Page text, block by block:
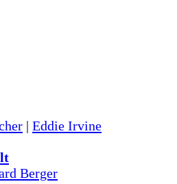
| Eddie Irvine
Berger